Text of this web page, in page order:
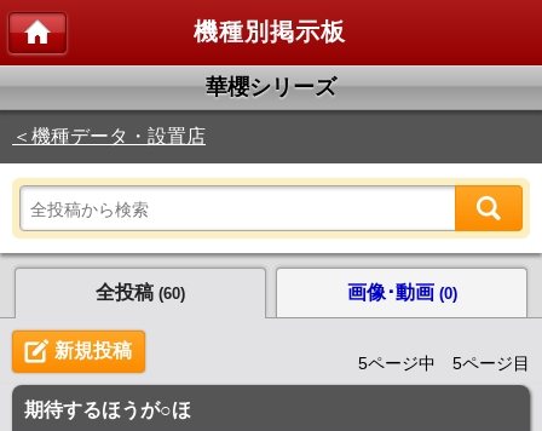
機種別掲示板
華櫻シリーズ
＜機種データ・設置店
全投稿 (60) 画像･動画 (0)
新規投稿
5ページ中 5ページ目
期待するほうが○ほ